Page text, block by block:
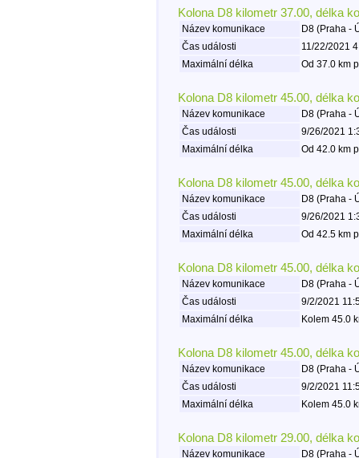
Kolona D8 kilometr 37.00, délka
Název komunikace
D8 (Praha -
Čas události
11/22/2021
Maximální délka
Od 37.0 km
Kolona D8 kilometr 45.00, délka
Název komunikace
D8 (Praha -
Čas události
9/26/2021
Maximální délka
Od 42.0 km
Kolona D8 kilometr 45.00, délka
Název komunikace
D8 (Praha -
Čas události
9/26/2021
Maximální délka
Od 42.5 km
Kolona D8 kilometr 45.00, délka
Název komunikace
D8 (Praha -
Čas události
9/2/2021
Maximální délka
Kolem 45.0
Kolona D8 kilometr 45.00, délka
Název komunikace
D8 (Praha -
Čas události
9/2/2021
Maximální délka
Kolem 45.0
Kolona D8 kilometr 29.00, délka
Název komunikace
D8 (Praha -